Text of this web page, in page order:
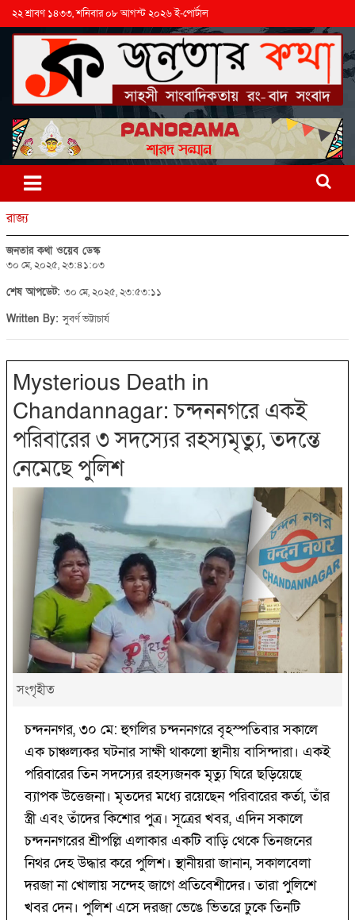
২২ শ্রাবণ ১৪৩৩, শনিবার ০৮ আগস্ট ২০২৬ ই-পোর্টাল
রাজ্য
জনতার কথা ওয়েব ডেস্ক
৩০ মে, ২০২৫, ২৩:৪১:০৩
শেষ আপডেট: ৩০ মে, ২০২৫, ২৩:৫৩:১১
Written By:সুবর্ণ ভট্টাচার্য
Mysterious Death in
Chandannagar: চন্দননগরে একই
পরিবারের ৩ সদস্যের রহস্যমৃত্যু, তদন্তে
নেমেছে পুলিশ
সংগৃহীত
চন্দননগর, ৩০ মে: হুগলির চন্দননগরে বৃহস্পতিবার সকালে
এক চাঞ্চল্যকর ঘটনার সাক্ষী থাকলো স্থানীয় বাসিন্দারা। একই
পরিবারের তিন সদস্যের রহস্যজনক মৃত্যু ঘিরে ছড়িয়েছে
ব্যাপক উত্তেজনা। মৃতদের মধ্যে রয়েছেন পরিবারের কর্তা, তাঁর
স্ত্রী এবং তাঁদের কিশোর পুত্র। সূত্রের খবর, এদিন সকালে
চন্দননগরের শ্রীপল্লি এলাকার একটি বাড়ি থেকে তিনজনের
নিথর দেহ উদ্ধার করে পুলিশ। স্থানীয়রা জানান, সকালবেলা
দরজা না খোলায় সন্দেহ জাগে প্রতিবেশীদের। তারা পুলিশে
খবর দেন। পুলিশ এসে দরজা ভেঙে ভিতরে ঢুকে তিনটি